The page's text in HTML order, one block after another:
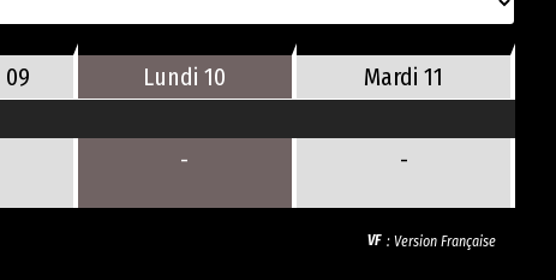
09 Lundi 10 Mardi 11
- -
VF : Version Française